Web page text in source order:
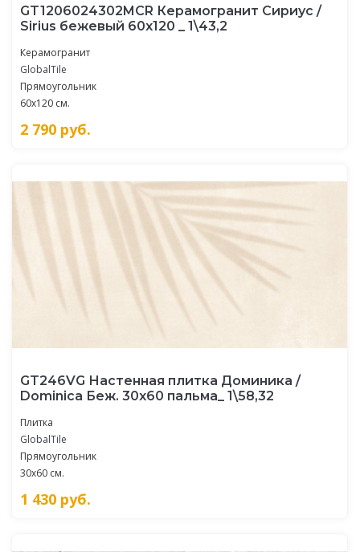
GT1206024302MCR Керамогранит Сириус /
Sirius бежевый 60x120 _ 1\43,2
Керамогранит
GlobalTile
Прямоугольник
60x120 см.
2 790 руб.
GT246VG Настенная плитка Доминика /
Dominica Беж. 30x60 пальма_ 1\58,32
Плитка
GlobalTile
Прямоугольник
30x60 см.
1 430 руб.